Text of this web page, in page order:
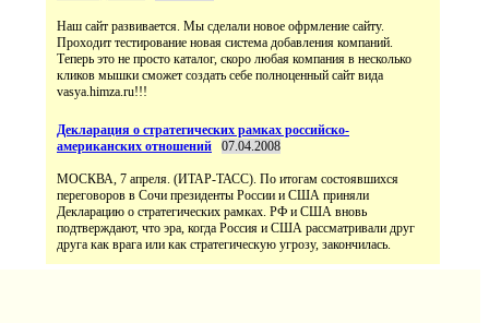
Наш сайт развивается. Мы сделали новое офрмление сайту.
Проходит тестирование новая система добавления компаний.
Теперь это не просто каталог, скоро любая компания в несколько
кликов мышки сможет создать себе полноценный сайт вида
vasya.himza.ru!!!
Декларация о стратегических рамках российско-
американских отношений
07.04.2008
МОСКВА, 7 апреля. (ИТАР-ТАСС). По итогам состоявшихся
переговоров в Сочи президенты России и США приняли
Декларацию о стратегических рамках. РФ и США вновь
подтверждают, что эра, когда Россия и США рассматривали друг
друга как врага или как стратегическую угрозу, закончилась.